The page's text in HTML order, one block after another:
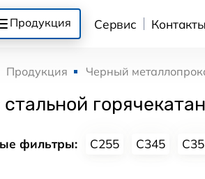
Продукция Сервис Контакты
Продукция Черный
стальной
фильтры: С255 С345